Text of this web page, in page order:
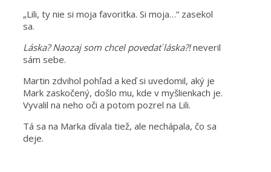
„Lili, ty nie si moja favoritka. Si moja…“ zasekol
sa.
Láska? Naozaj som chcel povedať láska?!neveril
sám sebe.
Martin zdvihol pohľad a keď si uvedomil, aký je
Mark zaskočený, došlo mu, kde v myšlienkach je.
Vyvalil na neho oči a potom pozrel na Lili.
Tá sa na Marka dívala tiež, ale nechápala, čo sa
deje.